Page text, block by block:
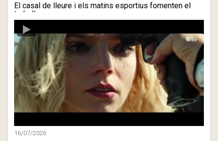
El casal de lleure i els matins esportius fomenten el
treball e ...
16/07/2026